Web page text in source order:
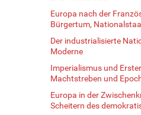
Europa nach der
Bürgertum,
Der industrialisierte
Moderne
Imperialismus und
Machtstreben und
Europa in der
Scheitern des